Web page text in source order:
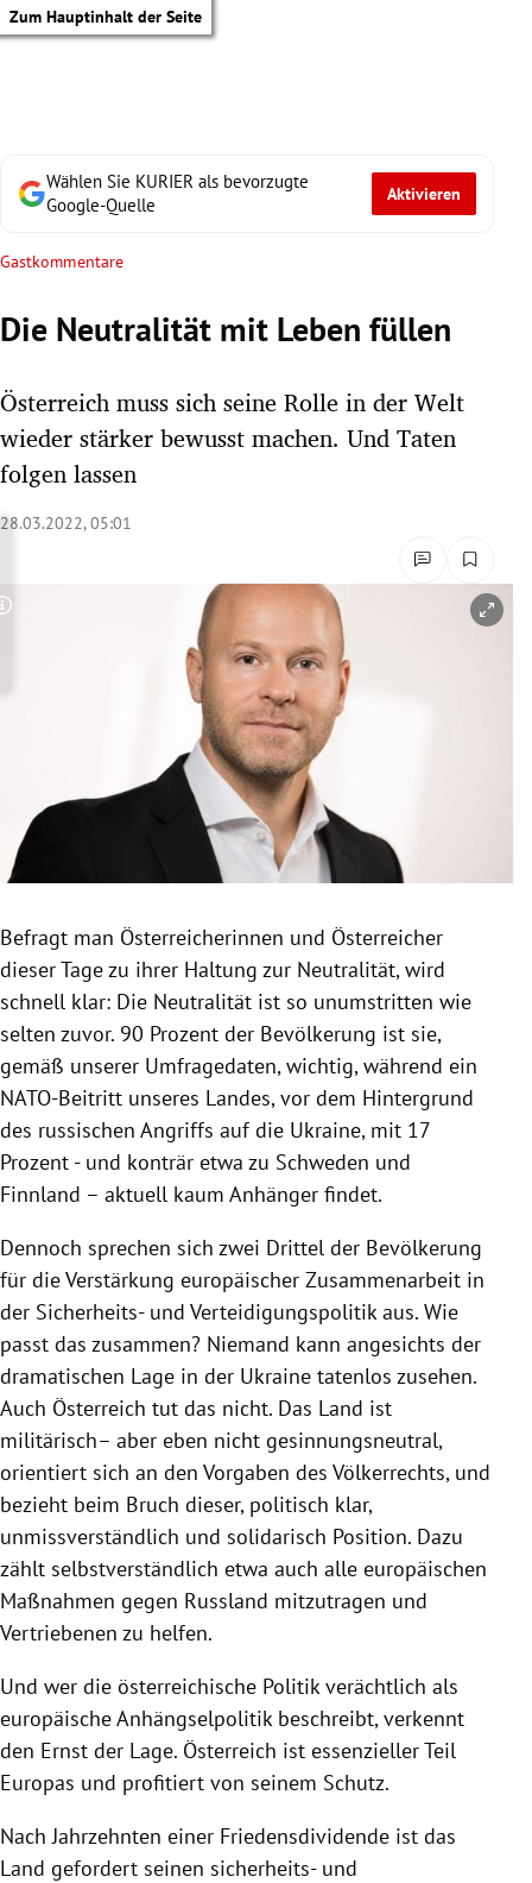
Zum Hauptinhalt der Seite
Untermenü
Untermenü
Untermenü
Untermenü
Wählen Sie KURIER als bevorzugte
Google-Quelle
Aktivieren
Gastkommentare
Die Neutralität mit Leben füllen
Österreich muss sich seine Rolle in der Welt
wieder stärker bewusst machen. Und Taten
folgen lassen
28.03.2022, 05:01
Copyright-Hinweis öffnen/schließen
Befragt man Österreicherinnen und Österreicher
dieser Tage zu ihrer Haltung zur Neutralität, wird
schnell klar: Die Neutralität ist so unumstritten wie
selten zuvor. 90 Prozent der Bevölkerung ist sie,
gemäß unserer Umfragedaten, wichtig, während ein
NATO-Beitritt unseres Landes, vor dem Hintergrund
des russischen Angriffs auf die Ukraine, mit 17
Prozent - und konträr etwa zu Schweden und
Finnland – aktuell kaum Anhänger findet.
Dennoch sprechen sich zwei Drittel der Bevölkerung
für die Verstärkung europäischer Zusammenarbeit in
der Sicherheits- und Verteidigungspolitik aus. Wie
passt das zusammen? Niemand kann angesichts der
dramatischen Lage in der Ukraine tatenlos zusehen.
Auch Österreich tut das nicht. Das Land ist
militärisch– aber eben nicht gesinnungsneutral,
orientiert sich an den Vorgaben des Völkerrechts, und
bezieht beim Bruch dieser, politisch klar,
unmissverständlich und solidarisch Position. Dazu
zählt selbstverständlich etwa auch alle europäischen
Maßnahmen gegen Russland mitzutragen und
Vertriebenen zu helfen.
Und wer die österreichische Politik verächtlich als
europäische Anhängselpolitik beschreibt, verkennt
den Ernst der Lage. Österreich ist essenzieller Teil
Europas und profitiert von seinem Schutz.
Nach Jahrzehnten einer Friedensdividende ist das
Land gefordert seinen sicherheits- und